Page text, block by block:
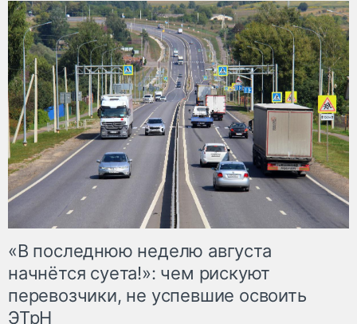
«В последнюю неделю августа
начнётся суета!»: чем рискуют
перевозчики, не успевшие освоить
ЭТрН